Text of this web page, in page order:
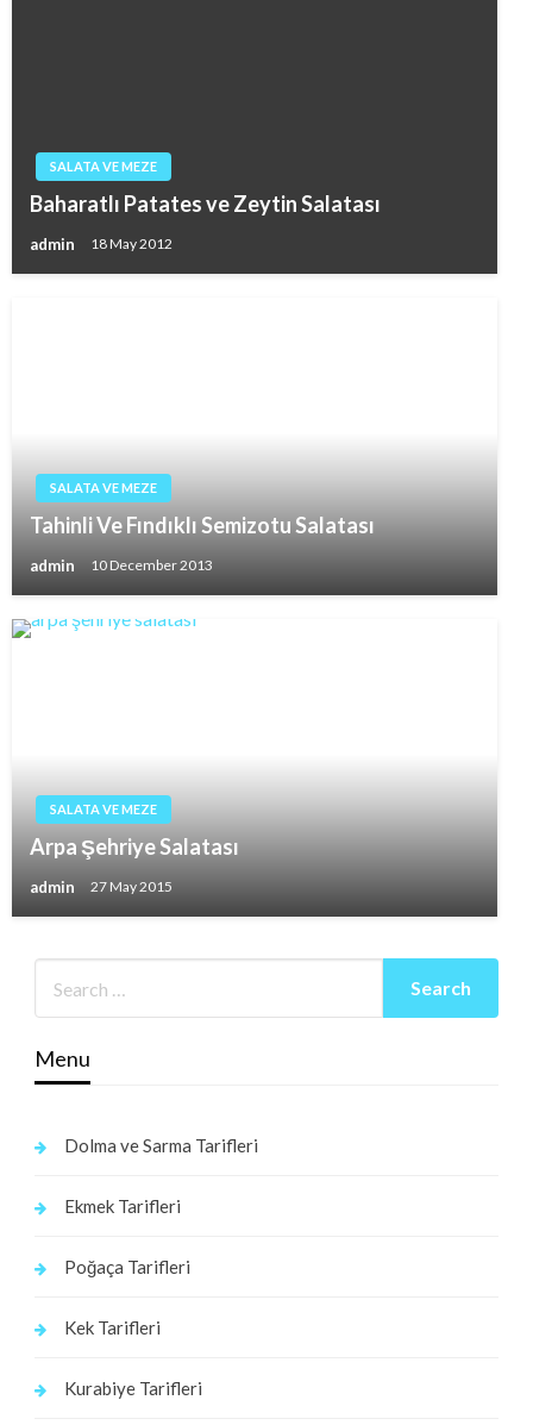
SALATA VE MEZE
Baharatlı Patates ve Zeytin Salatası
admin 18 May 2012
SALATA VE MEZE
Tahinli Ve Fındıklı Semizotu Salatası
admin 10 December 2013
SALATA VE MEZE
Arpa Şehriye Salatası
admin 27 May 2015
Menu
Dolma ve Sarma Tarifleri
Ekmek Tarifleri
Poğaça Tarifleri
Kek Tarifleri
Kurabiye Tarifleri